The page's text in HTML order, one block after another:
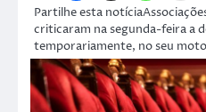
Partilhe esta
criticaram na segunda-feira a
temporariamente, no seu